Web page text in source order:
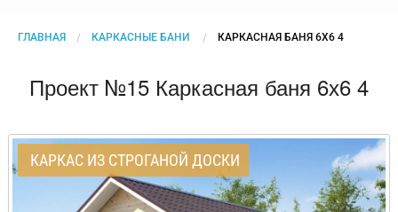
ГЛАВНАЯ КАРКАСНЫЕ БАНИ CURRENT:
КАРКАСНАЯ БАНЯ 6Х6 4
Проект №15 Каркасная баня 6х6 4
КАРКАС ИЗ СТРОГАНОЙ ДОСКИ